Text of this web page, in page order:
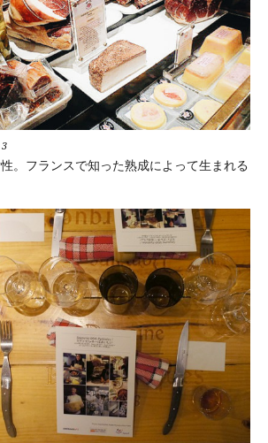
。フランスで知った熟成によって生まれる